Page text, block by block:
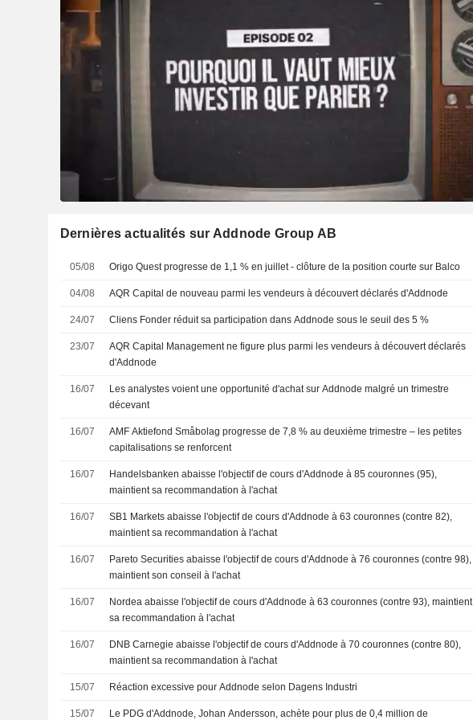
Dernières actualités sur Addnode Group AB
05/08 Origo Quest progresse de 1,1 % en juillet - clôture de la position courte sur Balco
04/08 AQR Capital de nouveau parmi les vendeurs à découvert déclarés d'Addnode
24/07 Cliens Fonder réduit sa participation dans Addnode sous le seuil des 5 %
23/07
AQR Capital Management ne figure plus parmi les vendeurs à découvert déclarés
d'Addnode
16/07
Les analystes voient une opportunité d'achat sur Addnode malgré un trimestre
décevant
16/07
AMF Aktiefond Småbolag progresse de 7,8 % au deuxième trimestre – les petites
capitalisations se renforcent
16/07
Handelsbanken abaisse l'objectif de cours d'Addnode à 85 couronnes (95),
maintient sa recommandation à l'achat
16/07
SB1 Markets abaisse l'objectif de cours d'Addnode à 63 couronnes (contre 82),
maintient sa recommandation à l'achat
16/07
Pareto Securities abaisse l'objectif de cours d'Addnode à 76 couronnes (contre 98),
maintient son conseil à l'achat
16/07
Nordea abaisse l'objectif de cours d'Addnode à 63 couronnes (contre 93), maintient
sa recommandation à l'achat
16/07
DNB Carnegie abaisse l'objectif de cours d'Addnode à 70 couronnes (contre 80),
maintient sa recommandation à l'achat
15/07 Réaction excessive pour Addnode selon Dagens Industri
15/07
Le PDG d'Addnode, Johan Andersson, achète pour plus de 0,4 million de